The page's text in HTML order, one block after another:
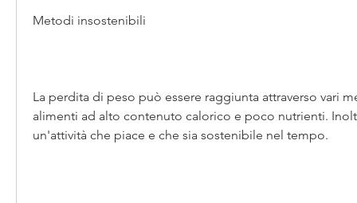
Metodi insostenibili
La perdita di peso può essere raggiunta attraverso vari
alimenti ad alto contenuto calorico e poco nutrienti.
un'attività che piace e che sia sostenibile nel tempo.